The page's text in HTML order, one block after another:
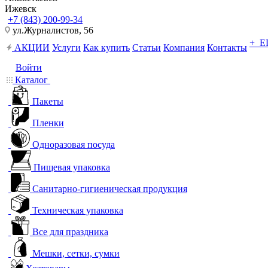
Ижевск
+7 (843) 200-99-34
ул.Журналистов, 56
АКЦИИ Услуги Как купить Статьи Компания Контакты +
Войти
Каталог
Пакеты
Пленки
Одноразовая посуда
Пищевая упаковка
Санитарно-гигиеническая продукция
Техническая упаковка
Все для праздника
Мешки, сетки, сумки